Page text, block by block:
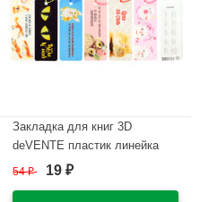
Закладка для книг 3D
deVENTE пластик линейка
таблица умножения 152x57
54₽ 19 ₽